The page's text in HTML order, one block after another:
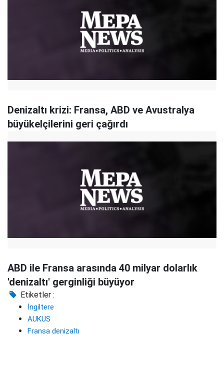
Denizaltı krizi: Fransa, ABD ve Avustralya
büyükelçilerini geri çağırdı
ABD ile Fransa arasında 40 milyar dolarlık
'denizaltı' gerginliği büyüyor
Etiketler :
İngiltere
AUKUS
Fransa denizaltı